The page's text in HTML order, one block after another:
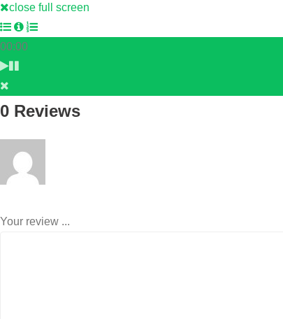
close full screen
00:00
0 Reviews
Your review ...